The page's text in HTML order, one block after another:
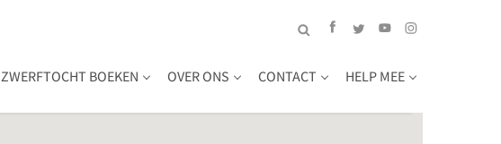
ZWERFTOCHT BOEKEN OVER ONS CONTACT HELP MEE